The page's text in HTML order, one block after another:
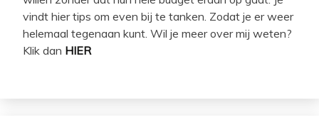
vindt hier tips om even bij te tanken. Zodat je er weer
helemaal tegenaan kunt. Wil je meer over mij weten?
Klik dan HIER